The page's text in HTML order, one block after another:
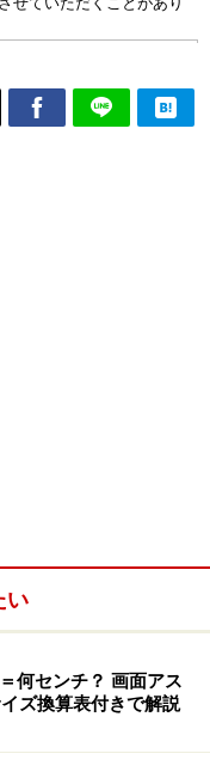
い
何センチ？ 画面アス
ズ換算表付きで解説